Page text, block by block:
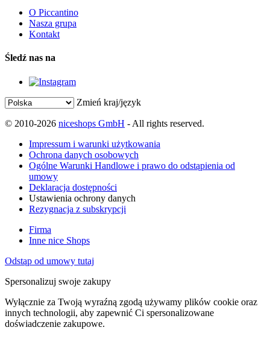
O Piccantino
Nasza grupa
Kontakt
Śledź nas na
Zmień kraj/język
© 2010-2026 niceshops GmbH - All rights reserved.
Impressum i warunki użytkowania
Ochrona danych osobowych
Ogólne Warunki Handlowe i prawo do odstąpienia od
umowy
Deklaracja dostępności
Ustawienia ochrony danych
Rezygnacja z subskrypcji
Firma
Inne nice Shops
Odstąp od umowy tutaj
Spersonalizuj swoje zakupy
Wyłącznie za Twoją wyraźną zgodą używamy plików cookie oraz
innych technologii, aby zapewnić Ci spersonalizowane
doświadczenie zakupowe.